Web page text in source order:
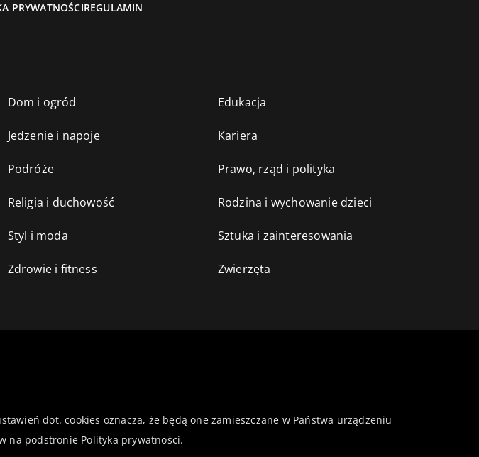
PRYWATNOŚCIREGULAMIN
Dom i ogród Edukacja
Jedzenie i napoje Kariera
Podróże Prawo, rząd i polityka
Religia i duchowość Rodzina i wychowanie dzieci
Styl i moda Sztuka i zainteresowania
Zdrowie i fitness Zwierzęta
dot. cookies oznacza, że będą one zamieszczane w Państwa urządzeniu
na podstronie Polityka prywatności.